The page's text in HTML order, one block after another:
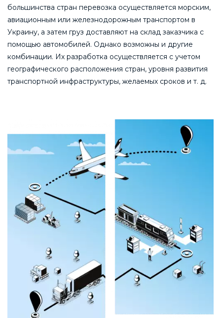
большинства стран перевозка осуществляется морским,
авиационным или железнодорожным транспортом в
Украину, а затем груз доставляют на склад заказчика с
помощью автомобилей. Однако возможны и другие
комбинации. Их разработка осуществляется с учетом
географического расположения стран, уровня развития
транспортной инфраструктуры, желаемых сроков и т. д.